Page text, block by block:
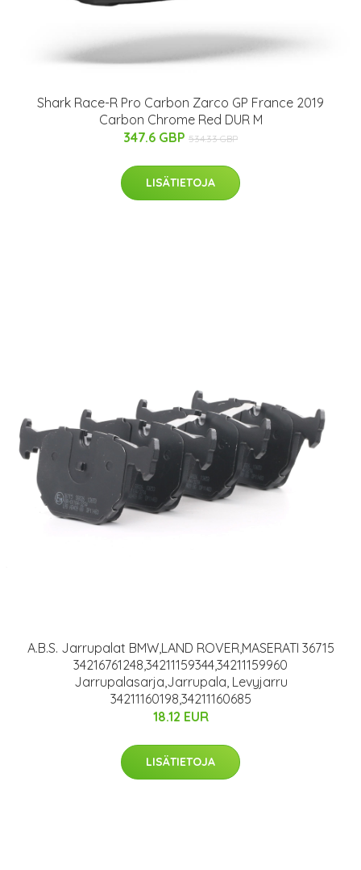
Shark Race-R Pro Carbon Zarco GP France 2019
Carbon Chrome Red DUR M
347.6 GBP 534.33 GBP
LISÄTIETOJA
A.B.S. Jarrupalat BMW,LAND ROVER,MASERATI 36715
34216761248,34211159344,34211159960
Jarrupalasarja,Jarrupala, Levyjarru
34211160198,34211160685
18.12 EUR
LISÄTIETOJA